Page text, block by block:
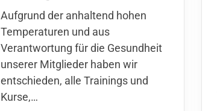
Aufgrund der anhaltend hohen
Temperaturen und aus
Verantwortung für die Gesundheit
unserer Mitglieder haben wir
entschieden, alle Trainings und
Kurse,…